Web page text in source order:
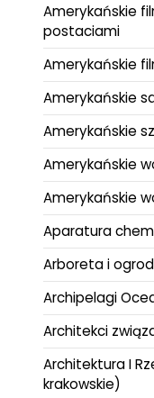
Amerykańskie
postaciami
Amerykańskie
Amerykańskie
Amerykańskie
Amerykańskie
Amerykańskie
Aparatura
Arboreta i
Archipelagi
Architekci
Architektura I
krakowskie)